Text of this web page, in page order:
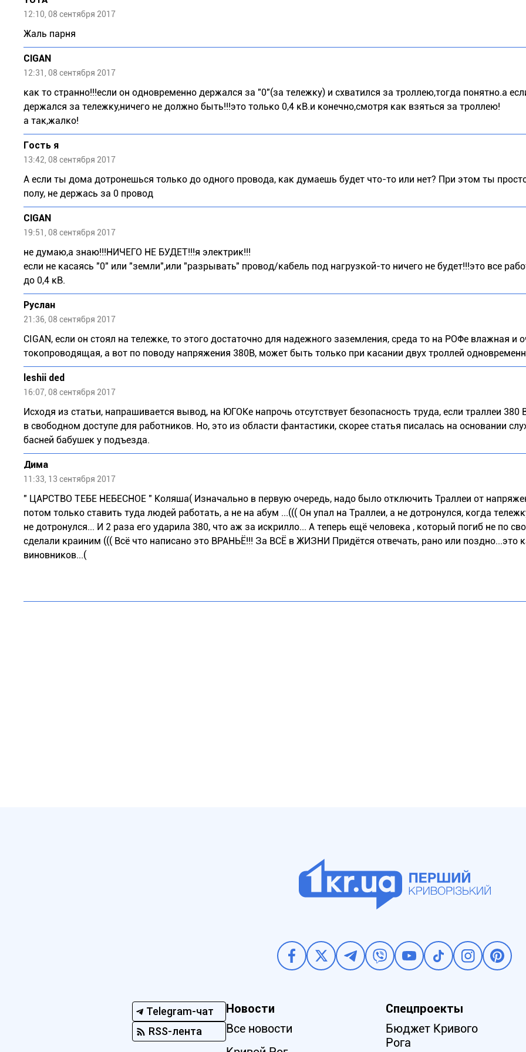
12:10, 08 сентября 2017
Жаль парня
CIGAN
12:31, 08 сентября 2017
как то странно!!!если он одновременно держался за "0"(за тележку) и схватился за троллею,тогда понятно.а
держался за тележку,ничего не должно быть!!!это только 0,4 кВ.и конечно,смотря как взяться за троллею!
а так,жалко!
Гость я
13:42, 08 сентября 2017
А если ты дома дотронешься только до одного провода, как думаешь будет что-то или нет? При этом ты
полу, не держась за 0 провод
CIGAN
19:51, 08 сентября 2017
не думаю,а знаю!!!НИЧЕГО НЕ БУДЕТ!!!я электрик!!!
если не касаясь "0" или "земли",или "разрывать" провод/кабель под нагрузкой-то ничего не будет!!!это все
до 0,4 кВ.
Руслан
21:36, 08 сентября 2017
CIGAN, если он стоял на тележке, то этого достаточно для надежного заземления, среда то на РОФе влажная и
токопроводящая, а вот по поводу напряжения 380В, может быть только при касании двух троллей
leshii ded
16:07, 08 сентября 2017
Исходя из статьи, напрашивается вывод, на ЮГОКе напрочь отсутствует безопасность труда, если траллеи 380
в свободном доступе для работников. Но, это из области фантастики, скорее статья писалась на основании
басней бабушек у подъезда.
Дима
11:33, 13 сентября 2017
" ЦАРСТВО ТЕБЕ НЕБЕСНОЕ " Коляша( Изначально в первую очередь, надо было отключить Траллеи от
потом только ставить туда людей работать, а не на абум ...((( Он упал на Траллеи, а не дотронулся, когда
не дотронулся... И 2 раза его ударила 380, что аж за искрилло... А теперь ещё человека , который погиб не по
сделали краиним ((( Всё что написано это ВРАНЬЁ!!! За ВСЁ в ЖИЗНИ Придётся отвечать, рано или поздно...это
виновников...(
Telegram-чат
RSS-лента
Новости
Все новости
Спецпроекты
Бюджет Кривого
Рога